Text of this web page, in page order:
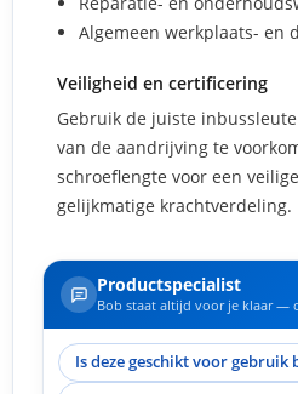
Algemeen werkplaats- en
Veiligheid en certificering
Gebruik de juiste
van de aandrijving te
schroeflengte voor een
gelijkmatige krachtverdeling.
Productspecialist
Bob staat altijd voor je klaar —
Is deze geschikt voor gebruik